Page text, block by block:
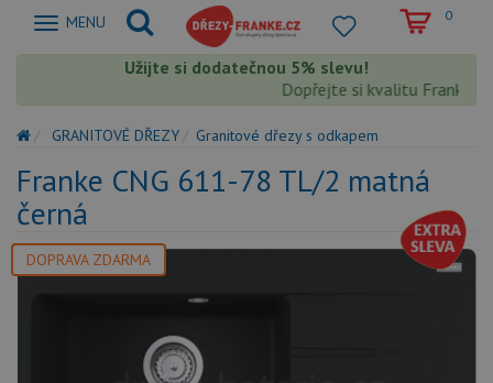
Zobrazit
MENU 0
Užijte si dodatečnou 5% slevu!
Dopřejte si kvalitu Franke s
GRANITOVÉ DŘEZY Granitové dřezy s odkapem
Franke CNG 611-78 TL/2 matná
černá
DOPRAVA ZDARMA